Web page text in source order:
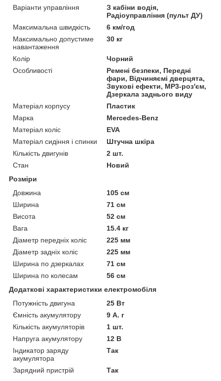
Варіанти управління
З кабіни водія,
Радіоуправління (пульт ДУ)
Максимальна швидкість
6 км/год
Максимально допустиме
навантаження
30 кг
Колір
Чорний
Особливості
Ремені безпеки, Передні
фари, Відчиняємі дверцята,
Звукові ефекти, MP3-роз'єм,
Дзеркала заднього виду
Матеріал корпусу
Пластик
Марка
Mercedes-Benz
Матеріал коліс
EVA
Матеріал сидіння і спинки
Штучна шкіра
Кількість двигунів
2 шт.
Стан
Новий
Розміри
Довжина
105 см
Ширина
71 см
Висота
52 см
Вага
15.4 кг
Діаметр передніх коліс
225 мм
Діаметр задніх коліс
225 мм
Ширина по дзеркалах
71 см
Ширина по колесам
56 см
Додаткові характеристики електромобіля
Потужність двигуна
25 Вт
Ємність акумулятору
9 А. г
Кількість акумуляторів
1 шт.
Напруга акумулятору
12 В
Індикатор заряду
акумулятора
Так
Зарядний пристрій
Так